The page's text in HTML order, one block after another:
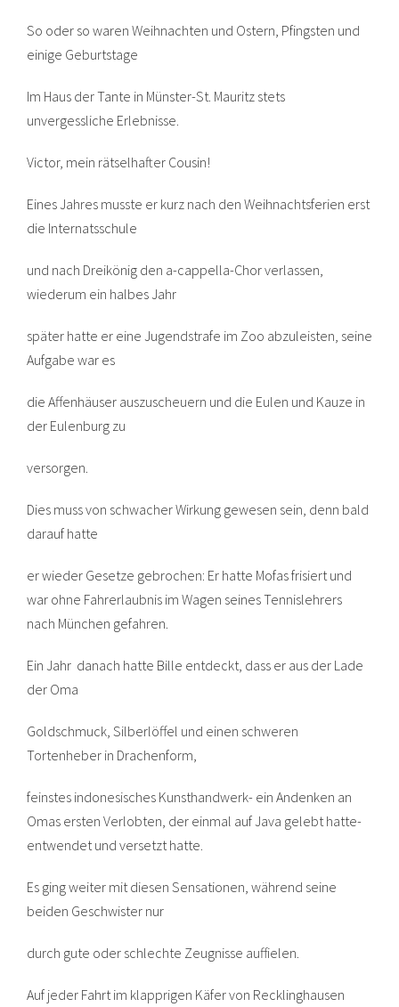
So oder so waren Weihnachten und Ostern, Pfingsten und
einige Geburtstage
Im Haus der Tante in Münster-St. Mauritz stets
unvergessliche Erlebnisse.
Victor, mein rätselhafter Cousin!
Eines Jahres musste er kurz nach den Weihnachtsferien erst
die Internatsschule
und nach Dreikönig den a-cappella-Chor verlassen,
wiederum ein halbes Jahr
später hatte er eine Jugendstrafe im Zoo abzuleisten, seine
Aufgabe war es
die Affenhäuser auszuscheuern und die Eulen und Kauze in
der Eulenburg zu
versorgen.
Dies muss von schwacher Wirkung gewesen sein, denn bald
darauf hatte
er wieder Gesetze gebrochen: Er hatte Mofas frisiert und
war ohne Fahrerlaubnis im Wagen seines Tennislehrers
nach München gefahren.
Ein Jahr danach hatte Bille entdeckt, dass er aus der Lade
der Oma
Goldschmuck, Silberlöffel und einen schweren
Tortenheber in Drachenform,
feinstes indonesisches Kunsthandwerk- ein Andenken an
Omas ersten Verlobten, der einmal auf Java gelebt hatte-
entwendet und versetzt hatte.
Es ging weiter mit diesen Sensationen, während seine
beiden Geschwister nur
durch gute oder schlechte Zeugnisse auffielen.
Auf jeder Fahrt im klapprigen Käfer von Recklinghausen